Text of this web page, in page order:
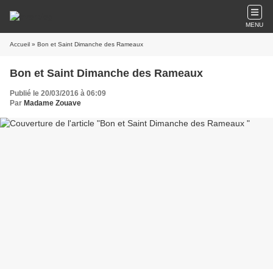
MENU
Accueil » Bon et Saint Dimanche des Rameaux
Bon et Saint Dimanche des Rameaux
Publié le 20/03/2016 à 06:09
Par Madame Zouave